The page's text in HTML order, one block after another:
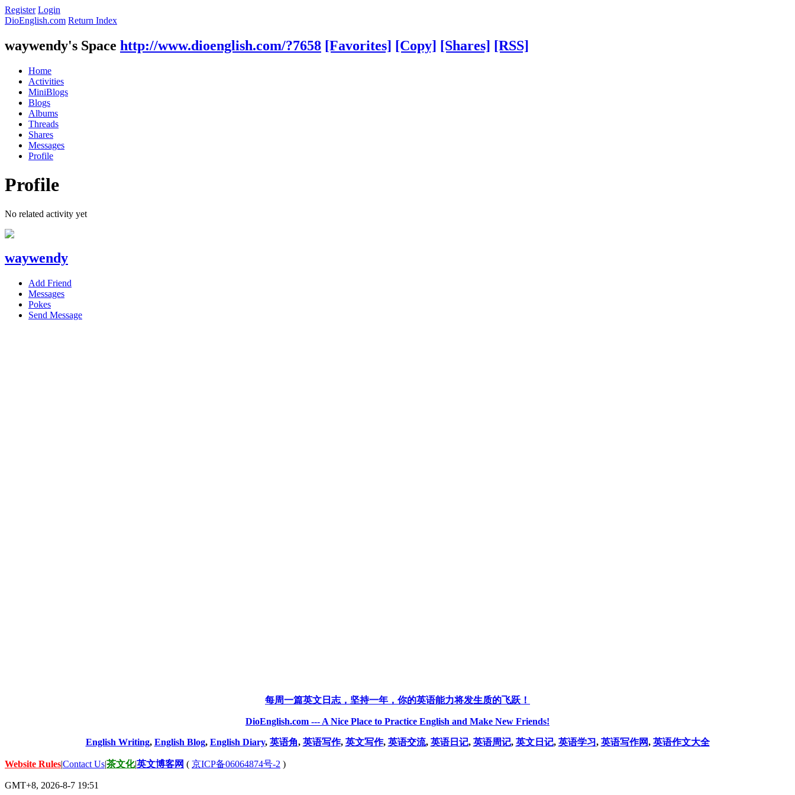
Register Login
DioEnglish.com Return Index
waywendy's Space http://www.dioenglish.com/?7658 [Favorites] [Copy] [Shares] [RSS]
Home
Activities
MiniBlogs
Blogs
Albums
Threads
Shares
Messages
Profile
Profile
No related activity yet
waywendy
Add Friend
Messages
Pokes
Send Message
每周一篇英文日志，坚持一年，你的英语能力将发生质的飞跃！
DioEnglish.com --- A Nice Place to Practice English and Make New Friends!
English Writing, English Blog, English Diary, 英语角, 英语写作, 英文写作, 英语交流, 英语日记, 英语周记, 英文日记, 英语学习, 英语写作网, 英语作文大全
Website Rules|Contact Us|茶文化|英文博客网 ( 京ICP备06064874号-2 )
GMT+8, 2026-8-7 19:51